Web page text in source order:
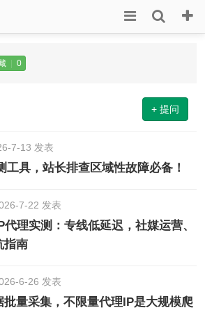
0
+ 提问
7-13 发表
工具，站长排查区域性故障必备！
7-22 发表
代理实测：专线低延迟，社媒运营、
指南
6-26 发表
批量采集，不限量代理IP是大规模爬